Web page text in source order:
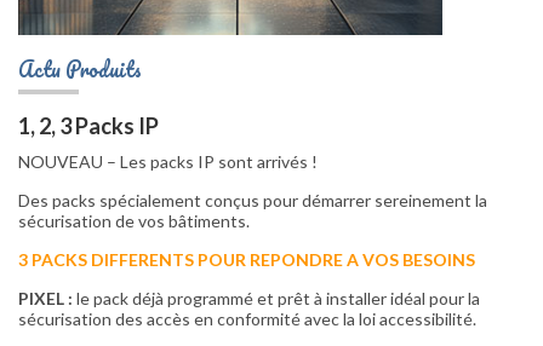
Actu Produits
1, 2, 3 Packs IP
NOUVEAU – Les packs IP sont arrivés !
Des packs spécialement conçus pour démarrer sereinement la
sécurisation de vos bâtiments.
3 PACKS DIFFERENTS POUR REPONDRE A VOS BESOINS
PIXEL : le pack déjà programmé et prêt à installer idéal pour la
sécurisation des accès en conformité avec la loi accessibilité.